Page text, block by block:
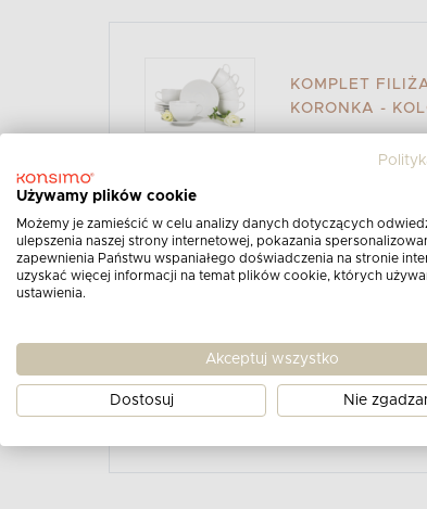
KOMPLET
KORONKA -
Subtelnie wyglądająca kolekcja
wykończona wypukłym
delikatnie kontrastuje z białą
zabarwienie przypadnie do
Nie bez znaczenia jest
materiałów, dzięki czemu
stół czy wypełniać urokiem
Używamy plików cookie
Możemy je zamieścić w celu analizy danych dotyczących
ulepszenia naszej strony internetowej, pokazania
zapewnienia Państwu wspaniałego doświadczenia na stronie
uzyskać więcej informacji na temat plików cookie, których
ustawienia.
Akceptuj wszystko
Dostosuj Nie